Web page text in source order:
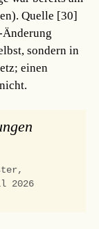
Quelle [30]
sondern in
einen
2026